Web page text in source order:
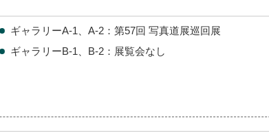
ギャラリーA-1、A-2：第57回 写真道展巡回展
ギャラリーB-1、B-2：展覧会なし